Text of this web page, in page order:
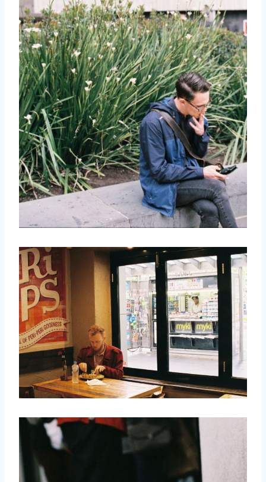
取消 搜索